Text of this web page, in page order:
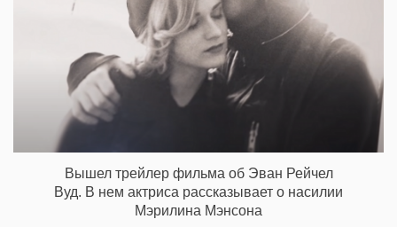
Вышел трейлер фильма об Эван Рейчел
Вуд. В нем актриса рассказывает о насилии
Мэрилина Мэнсона